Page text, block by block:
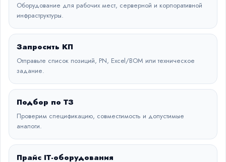
Оборудование для рабочих мест, серверной и корпоративной
инфраструктуры.
Запросить КП
Отправьте список позиций, PN, Excel/BOM или техническое
задание.
Подбор по ТЗ
Проверим спецификацию, совместимость и допустимые
аналоги.
Прайс IT-оборудования